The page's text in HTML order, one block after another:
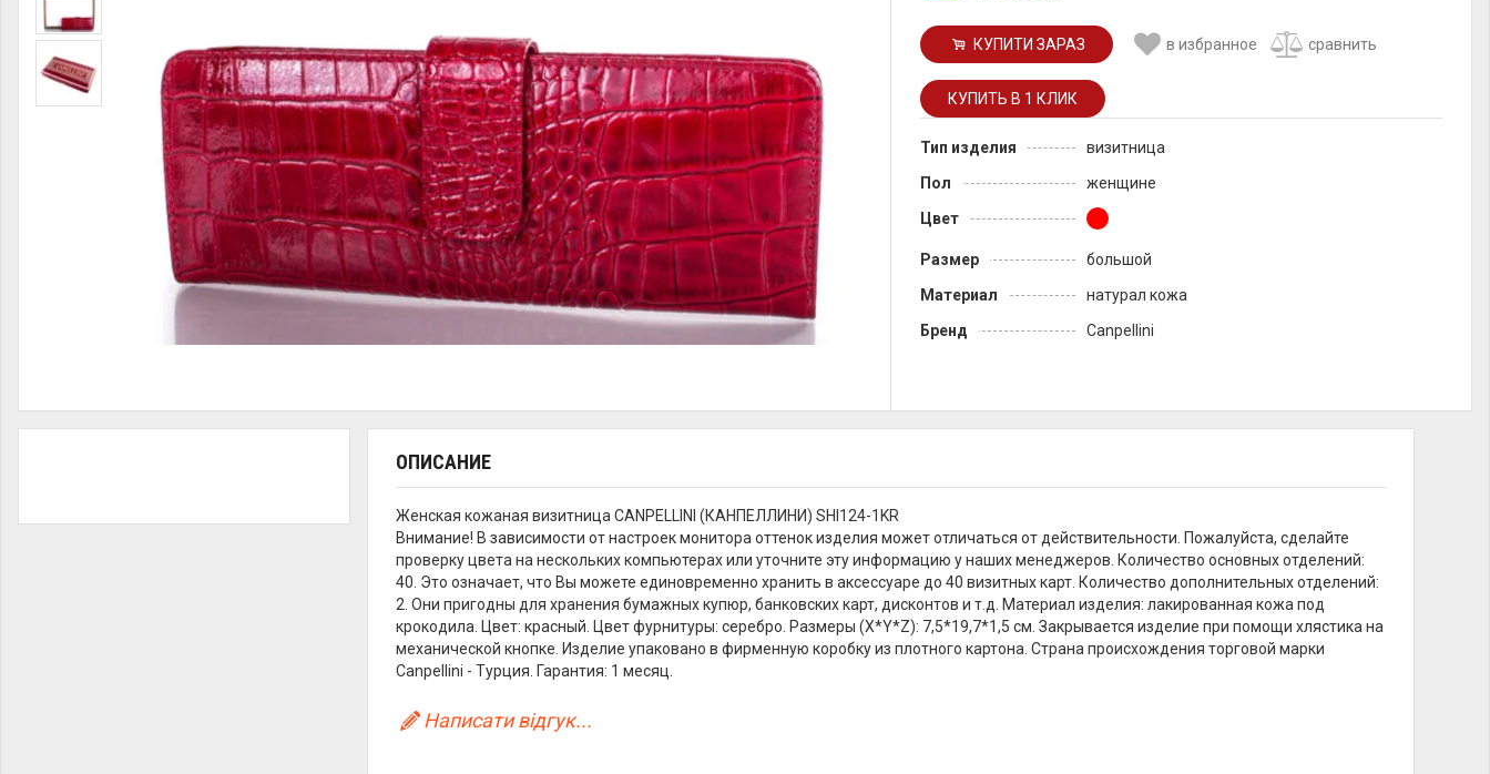
КУПИТИ ЗАРАЗ в избранное сравнить
Тип изделия
визитница
Пол
женщине
Цвет
Размер
большой
Материал
натурал кожа
Бренд
Canpellini
ОПИСАНИЕ
Женская кожаная визитница CANPELLINI (КАНПЕЛЛИНИ) SHI124-1KR
Внимание! В зависимости от настроек монитора оттенок изделия может отличаться от действительности. Пожалуйста, сделайте
проверку цвета на нескольких компьютерах или уточните эту информацию у наших менеджеров. Количество основных отделений:
40. Это означает, что Вы можете единовременно хранить в аксессуаре до 40 визитных карт. Количество дополнительных отделений:
2. Они пригодны для хранения бумажных купюр, банковских карт, дисконтов и т.д. Материал изделия: лакированная кожа под
крокодила. Цвет: красный. Цвет фурнитуры: серебро. Размеры (X*Y*Z): 7,5*19,7*1,5 см. Закрывается изделие при помощи хлястика на
механической кнопке. Изделие упаковано в фирменную коробку из плотного картона. Страна происхождения торговой марки
Canpellini - Турция. Гарантия: 1 месяц.
Написати відгук...